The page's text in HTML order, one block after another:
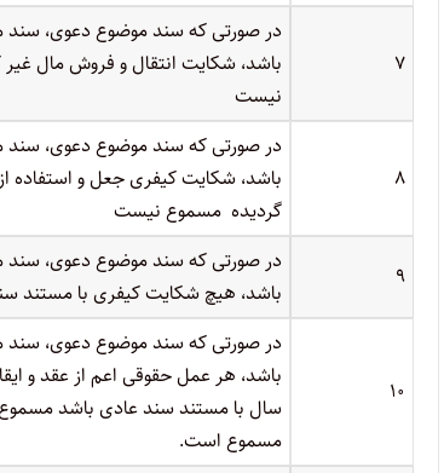
۷
در صورتی که سند موضوع دعوی،
باشد، شکایت انتقال و فروش مال
نیست
۸
در صورتی که سند موضوع دعوی،
باشد، شکایت کیفری جعل و استفاده
گردیده مسموع نیست
۹
در صورتی که سند موضوع دعوی،
باشد، هیچ شکایت کیفری با مستند
۱۰
در صورتی که سند موضوع دعوی،
باشد، هر عمل حقوقی اعم از عقد و
سال با مستند سند عادی باشد
مسموع است.